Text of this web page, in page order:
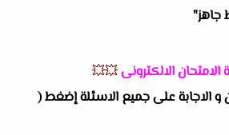
جاهز"
الالكترونى💥💥
و الاجابة على جميع الاسئلة إضغط (